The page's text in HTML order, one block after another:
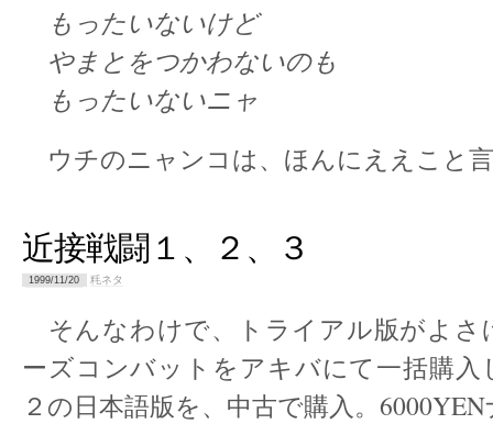
もったいないけど
やまとをつかわないのも
もったいないニャ
ウチのニャンコは、ほんにええこと
近接戦闘１、２、３
1999/11/20 粍ネタ
そんなわけで、トライアル版がよさ
ーズコンバットをアキバにて一括購入
２の日本語版を、中古で購入。